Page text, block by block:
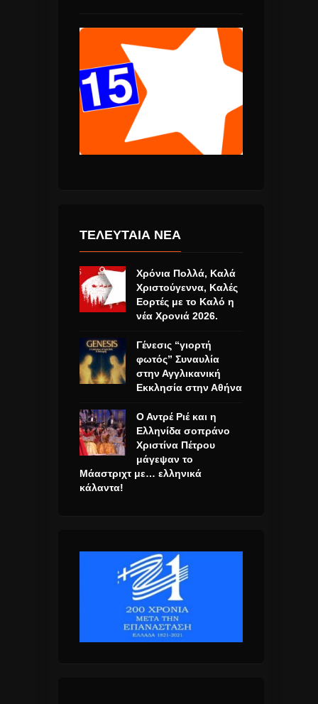
ΤΕΛΕΥΤΑΙΑ ΝΕΑ
Χρόνια Πολλά, Καλά
Χριστούγεννα, Καλές
Εορτές με το Καλό η
νέα Χρονιά 2026.
Γένεσις “γιορτή
φωτός” Συναυλία
στην Αγγλικανική
Εκκλησία στην Αθήνα
Ο Αντρέ Ριέ και η
Ελληνίδα σοπράνο
Χριστίνα Πέτρου
μάγεψαν το
Μάαστριχτ με… ελληνικά
κάλαντα!